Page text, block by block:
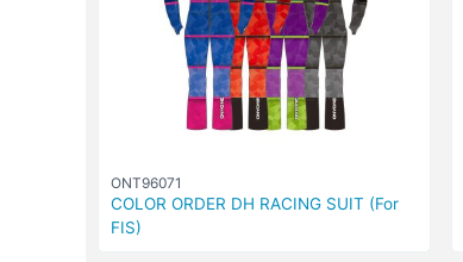
ONT96071
COLOR ORDER DH RACING SUIT (For
FIS)